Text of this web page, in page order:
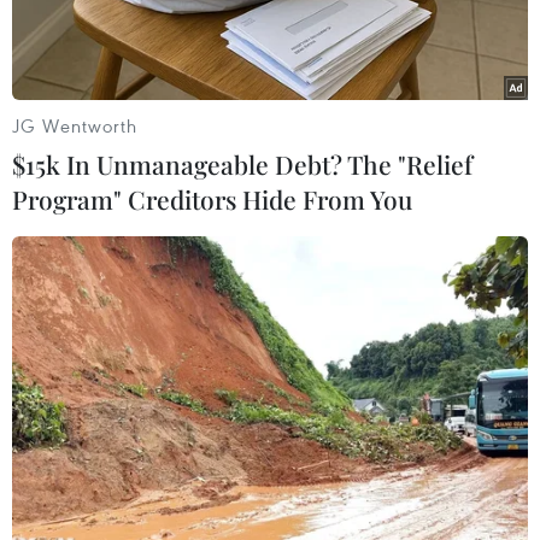
những lĩnh vực chủ chốt như đánh giá hệ số tín
nhiệm, huy động vốn và đào tạo.
Theo đó, HSBC sẽ cung cấp định kỳ hàng năm
thông tin cơ bản về tài chính, kinh tế và chính
trị đối với định mức tín nhiệm của Việt Nam.
Cũng trong Biên bản ghi nhớ hợp tác lần này,
HSBC sẽ sử dụng những phân tích, đánh giá về
các ngành chiến lược của Việt Nam cũng như về
các nhà đầu tư tiềm năng trên toàn thế giới để
trợ giúp Bộ Tài chính và các doanh nghiệp nhà
nước tiếp cận thị trường vốn quốc tế.
Ngân hàng sẽ thực hiện điều này thông qua việc
JG Wentworth
$15k In Unmanageable Debt? The "Relief
Program" Creditors Hide From You